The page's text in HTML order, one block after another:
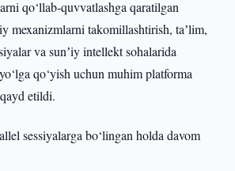
qo‘llab-quvvatlashga qaratilgan
mexanizmlarni takomillashtirish, taʼlim,
va sunʼiy intellekt sohalarida
qo‘yish uchun muhim platforma
etildi.
sessiyalarga bo‘lingan holda davom